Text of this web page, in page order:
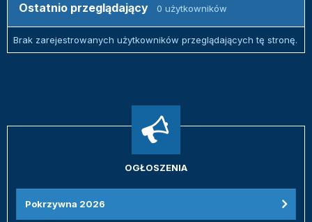
Ostatnio przeglądający 0 użytkowników
Brak zarejestrowanych użytkowników przeglądających tę stronę.
OGŁOSZENIA
Pokrzywna 2026